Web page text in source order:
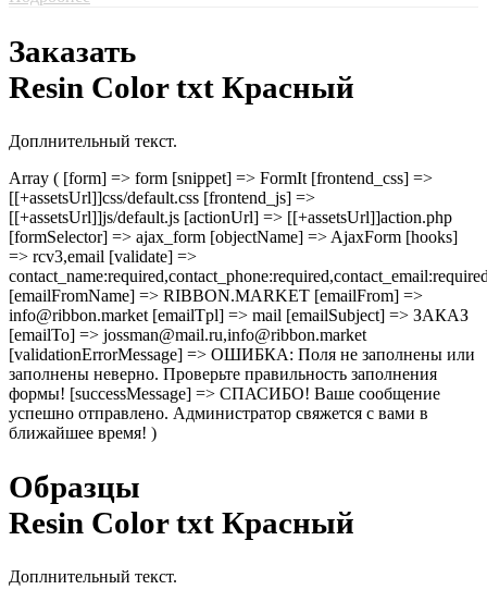
Заказать
Resin Color txt Красный
Доплнительный текст.
Array ( [form] => form [snippet] => FormIt [frontend_css] =>
[[+assetsUrl]]css/default.css [frontend_js] =>
[[+assetsUrl]]js/default.js [actionUrl] => [[+assetsUrl]]action.php
[formSelector] => ajax_form [objectName] => AjaxForm [hooks]
=> rcv3,email [validate] =>
[emailFromName] => RIBBON.MARKET [emailFrom] =>
info@ribbon.market [emailTpl] => mail [emailSubject] => ЗАКАЗ
[emailTo] => jossman@mail.ru,info@ribbon.market
[validationErrorMessage] => ОШИБКА: Поля не заполнены или
заполнены неверно. Проверьте правильность заполнения
формы! [successMessage] => СПАСИБО! Ваше сообщение
успешно отправлено. Администратор свяжется с вами в
ближайшее время! )
Образцы
Resin Color txt Красный
Доплнительный текст.